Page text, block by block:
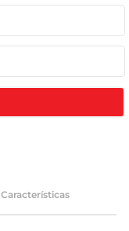
Características